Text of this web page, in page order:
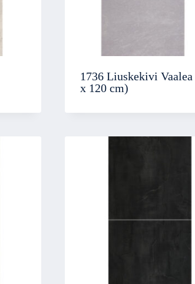
1736 Liuskekivi Vaalea
x 120 cm)